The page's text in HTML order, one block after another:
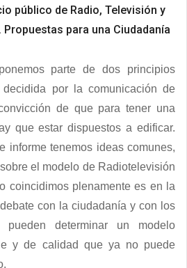
público de Radio, Televisión y
para una Ciudadanía
parte de dos principios
decidida por la comunicación de
de que para tener una
que estar dispuestos a edificar.
informe tenemos ideas comunes,
el modelo de Radiotelevisión
coincidimos plenamente es en la
con la ciudadanía y con los
pueden determinar un modelo
y de calidad que ya no puede